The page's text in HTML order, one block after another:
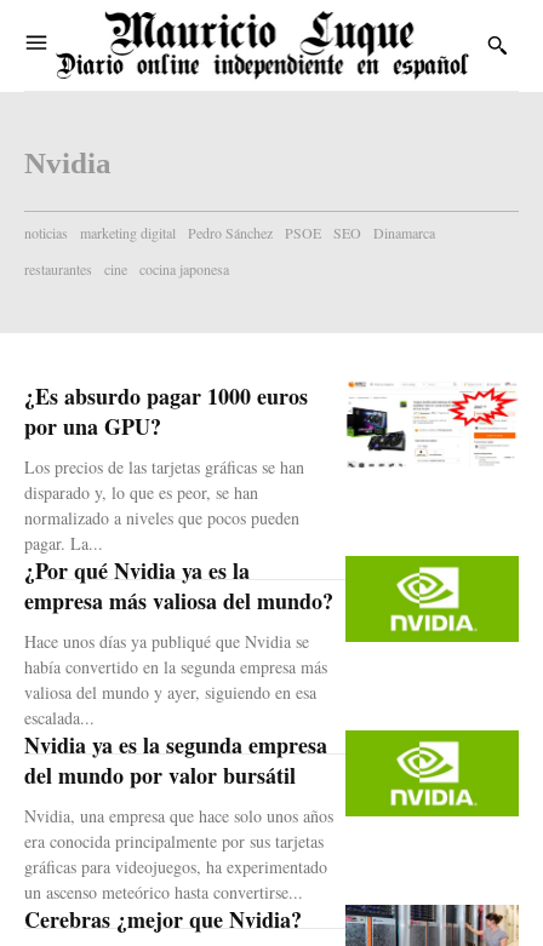
Nvidia
noticias marketing digital Pedro Sánchez PSOE SEO
Dinamarca
restaurantes
cine cocina japonesa
¿Es absurdo pagar 1000 euros
por una GPU?
Los precios de las tarjetas gráficas se han
disparado y, lo que es peor, se han
normalizado a niveles que pocos pueden
pagar. La...
¿Por qué Nvidia ya es la
empresa más valiosa del mundo?
Hace unos días ya publiqué que Nvidia se
había convertido en la segunda empresa más
valiosa del mundo y ayer, siguiendo en esa
escalada...
Nvidia ya es la segunda empresa
del mundo por valor bursátil
Nvidia, una empresa que hace solo unos años
era conocida principalmente por sus tarjetas
gráficas para videojuegos, ha experimentado
un ascenso meteórico hasta convertirse...
Cerebras ¿mejor que Nvidia?